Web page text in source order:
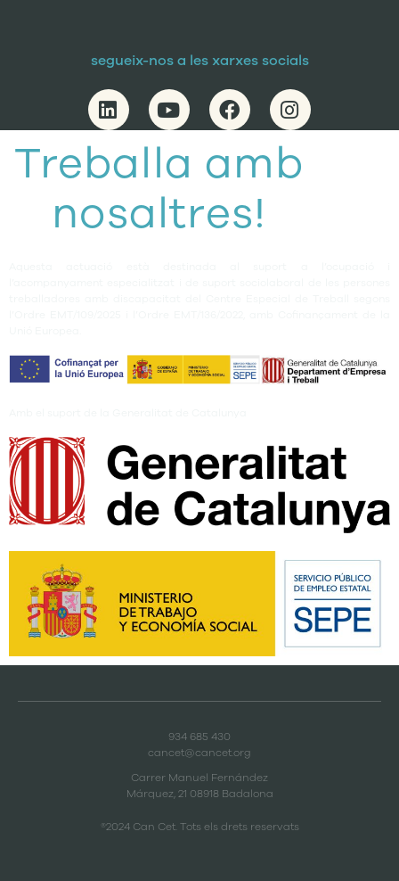
segueix-nos a les xarxes socials
Treballa amb
nosaltres!
®2024 Can Cet. Tots els drets reservats
Carrer Manuel Fernández
Márquez, 21 08918 Badalona
934 685 430
cancet@cancet.org